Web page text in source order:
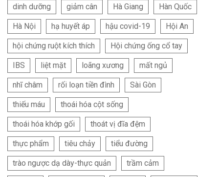
dinh dưỡng giảm cân Hà Giang Hàn Quốc
Hà Nội hạ huyết áp hậu covid-19 Hội An
hội chứng ruột kích thích Hội chứng ống cổ tay
IBS liệt mặt loãng xương mất ngủ
nhĩ châm rối loạn tiền đình Sài Gòn
thiếu máu thoái hóa cột sống
thoái hóa khớp gối thoát vị đĩa đệm
thực phẩm tiêu chảy tiểu đường
trào ngược dạ dày-thực quản trầm cảm